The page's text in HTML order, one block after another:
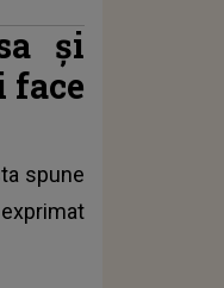
și
face
spune